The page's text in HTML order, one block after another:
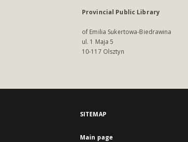
Provincial Public Library
of Emilia Sukertowa-Biedrawina
ul. 1 Maja 5
10-117 Olsztyn
SITEMAP
Main page